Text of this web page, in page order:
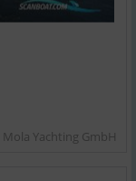
Mola Yachting GmbH